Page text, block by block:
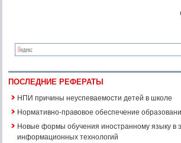
ПОСЛЕДНИЕ РЕФЕРАТЫ
НПИ причины неуспеваемости детей в школе
Нормативно-правовое обеспечение
Новые формы обучения иностранному языку в
информационных технологий